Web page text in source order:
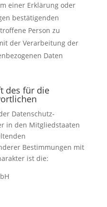
einer Erklärung oder
bestätigenden
Person zu
der Verarbeitung der
Daten
des für die
Datenschutz-
in den Mitgliedstaaten
Bestimmungen mit
ist die: